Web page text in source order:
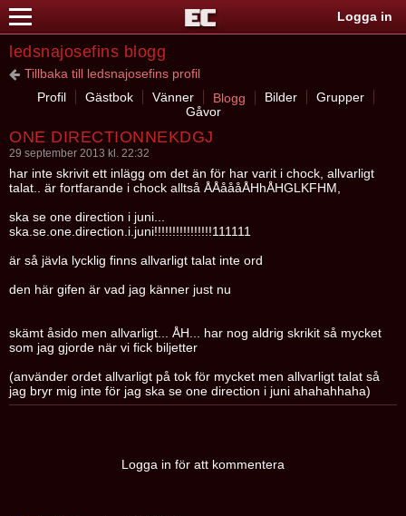
Logga in
ledsnajosefins blogg
Tillbaka till ledsnajosefins profil
Profil
Gästbok Vänner Blogg Bilder
Grupper
Gåvor
ONE DIRECTIONNEKDGJ
29 september 2013 kl. 22:32
har inte skrivit ett inlägg om det än för har varit i chock, allvarligt
talat.. är fortfarande i chock alltså ÅÅåååÅHhÅHGLKFHM,
ska se one direction i juni...
ska.se.one.direction.i.juni!!!!!!!!!!!!!!!!111111
är så jävla lycklig finns allvarligt talat inte ord
den här gifen är vad jag känner just nu
skämt åsido men allvarligt... ÅH... har nog aldrig skrikit så mycket
som jag gjorde när vi fick biljetter
(använder ordet allvarligt på tok för mycket men allvarligt talat så
jag bryr mig inte för jag ska se one direction i juni ahahahhaha)
Logga in för att kommentera